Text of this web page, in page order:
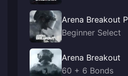
Arena Breakout
Beginner Select
Arena Breakout
60 + 6 Bonds